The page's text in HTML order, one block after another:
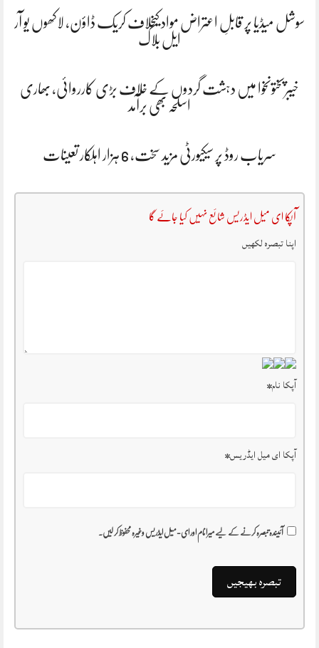
سوشل میڈیا پر قابلِ اعتراض مواد کیخلاف کریک ڈاؤن، لاکھوں یو آر
ایل بلاک
خیبرپختونخوا میں دہشت گردوں کے خلاف بڑی کارروائی، بھاری
اسلحہ بھی برآمد
سریاب روڈ پر سیکیورٹی مزید سخت، 6 ہزار اہلکار تعینات
آپکا ای میل ایڈریس شائع نہیں کیا جائے گا
اپنا تبصرہ لکھیں
آپکا نام*
آپکا ای میل ایڈریس*
آئیندہ تبصرہ کرنے کے لیے میرا نام اور ای-میل ایڈریس وغیرہ محفوظ کر لیں۔